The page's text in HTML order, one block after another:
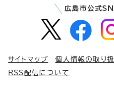
広島市公式
サイトマップ 個人情報の取り
RSS配信について